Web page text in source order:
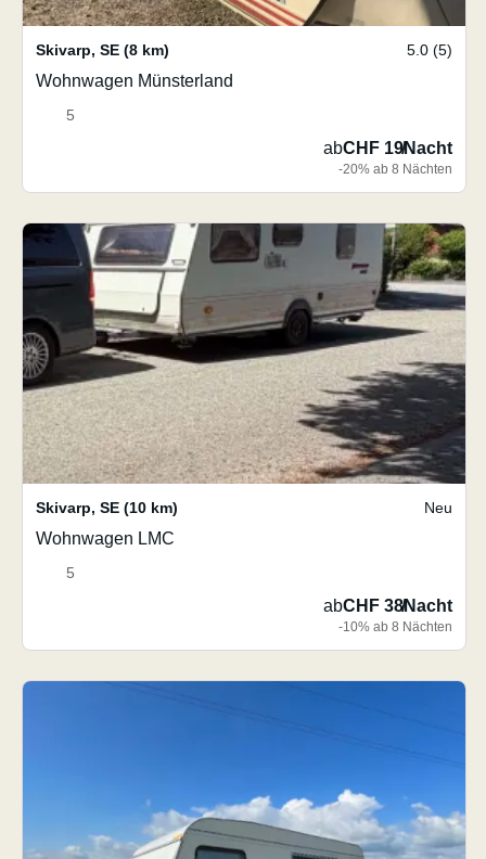
Skivarp, SE (8 km) 5.0 (5)
Wohnwagen Münsterland
5
abCHF 19/Nacht
-20% ab 8 Nächten
Skivarp, SE (10 km) Neu
Wohnwagen LMC
5
abCHF 38/Nacht
-10% ab 8 Nächten